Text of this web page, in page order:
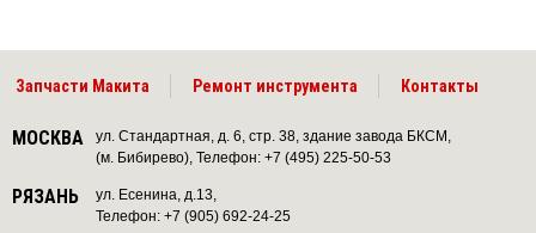
Запчасти Макита Ремонт инструмента Контакты
МОСКВА
ул. Стандартная, д. 6, стр. 38, здание завода БКСМ,
(м. Бибирево), Телефон: +7 (495) 225-50-53
РЯЗАНЬ
ул. Есенина, д.13,
Телефон: +7 (905) 692-24-25